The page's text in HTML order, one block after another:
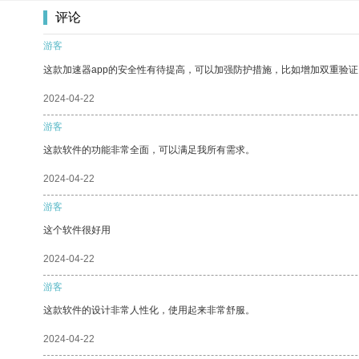
评论
游客
这款加速器app的安全性有待提高，可以加强防护措施，比如增加双重验
2024-04-22
游客
这款软件的功能非常全面，可以满足我所有需求。
2024-04-22
游客
这个软件很好用
2024-04-22
游客
这款软件的设计非常人性化，使用起来非常舒服。
2024-04-22